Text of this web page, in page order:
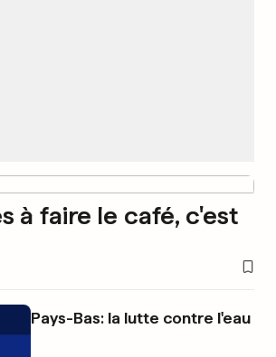
à faire le café, c'est
Pays-Bas: la lutte contre l'eau